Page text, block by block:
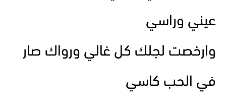
عيني وراسي
وارخصت لجلك كل غالي ورواك صار
في الحب كاسي